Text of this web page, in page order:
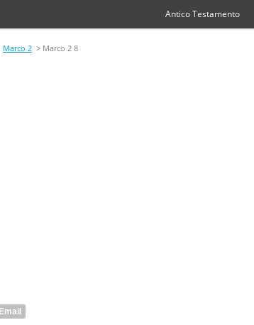
Antico Testamento
Marco 2 > Marco 2 8
Email